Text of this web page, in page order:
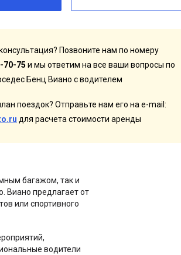
Позвоните нам по номеру
70-75 и мы ответим на все ваши вопросы по
Бенц Виано с водителем
поездок? Отправьте нам его на e-mail:
для расчета стоимости аренды
багажом, так и
Виано предлагает от
или спортивного
водители